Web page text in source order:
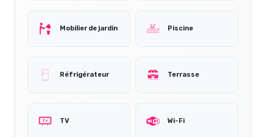
Mobilier de jardin Piscine
Réfrigérateur Terrasse
TV Wi-Fi